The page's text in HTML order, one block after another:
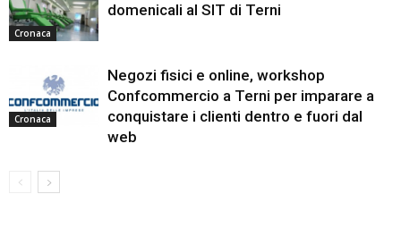
Cronaca
domenicali al SIT di Terni
Cronaca
Negozi fisici e online, workshop
Confcommercio a Terni per imparare a
conquistare i clienti dentro e fuori dal
web